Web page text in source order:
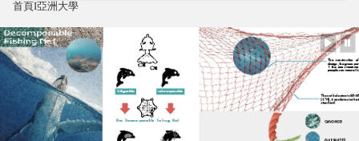
首頁I亞洲大學